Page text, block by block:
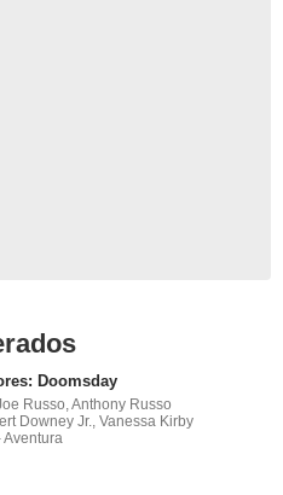
Doomsday
Russo, Anthony Russo
Downey Jr., Vanessa Kirby
Aventura